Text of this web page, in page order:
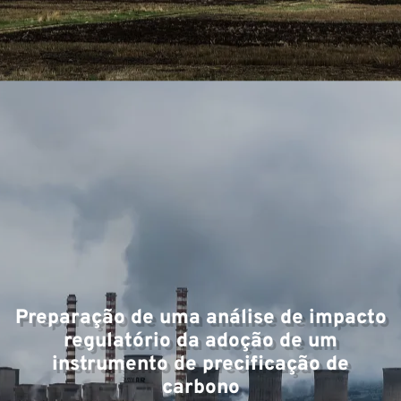
Preparação de uma análise de impacto
regulatório da adoção de um
instrumento de precificação de
carbono